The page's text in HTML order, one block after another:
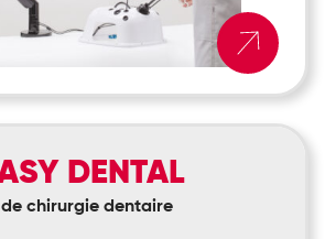
DENTAL
chirurgie dentaire